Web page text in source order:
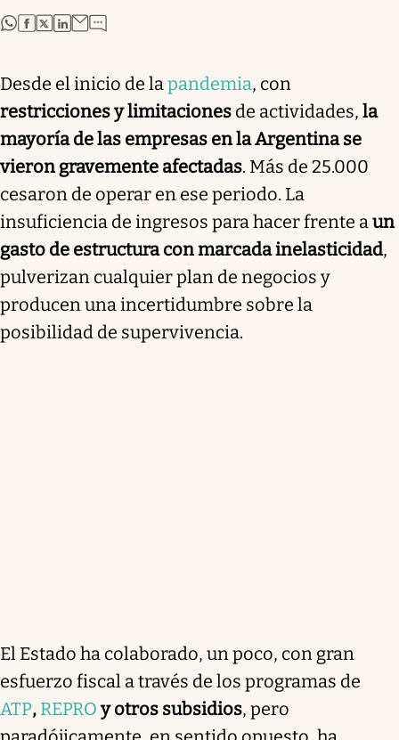
abre en nueva pestaña
abre en nueva pestaña
abre en nueva pestaña
abre en nueva pestaña
Desde el inicio de lapandemia, con
restricciones y limitaciones de actividades, la
mayoría de las empresas en la Argentina se
vieron gravemente afectadas. Más de 25.000
cesaron de operar en ese periodo. La
insuficiencia de ingresos para hacer frente aun
gasto de estructura con marcada inelasticidad,
pulverizan cualquier plan de negocios y
producen una incertidumbre sobre la
posibilidad de supervivencia.
El Estado ha colaborado, un poco, con gran
esfuerzo fiscal a través de los programas de
ATP, REPROy otros subsidios, pero